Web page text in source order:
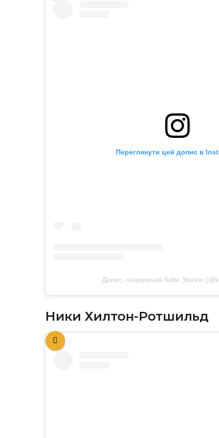
Переглянути цей допис в
Допис, поширений Katie Sturino
Ники Хилтон-Ротшильд